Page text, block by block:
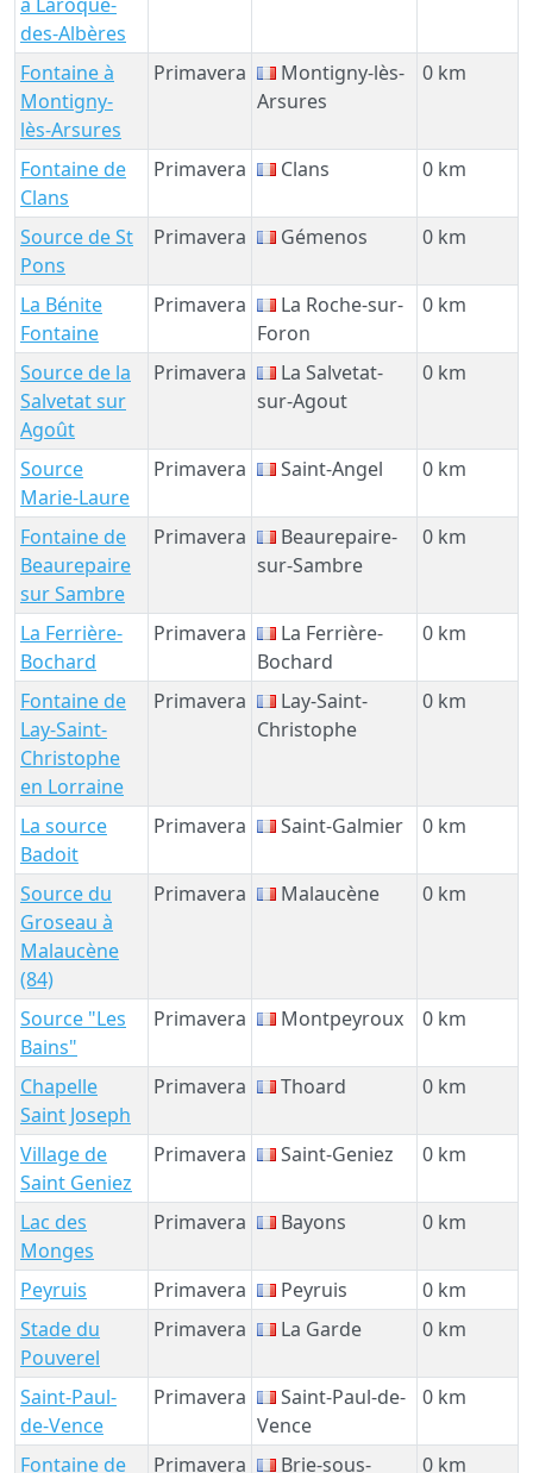
des-Albères
Fontaine à
Montigny-
lès-Arsures
Primavera
Montigny-lès-
Arsures
0 km
Fontaine de
Clans
Primavera Clans 0 km
Source de St
Pons
Primavera Gémenos 0 km
La Bénite
Fontaine
Primavera
La Roche-sur-
Foron
0 km
Source de la
Salvetat sur
Agoût
Primavera
La Salvetat-
sur-Agout
0 km
Source
Marie-Laure
Primavera Saint-Angel 0 km
Fontaine de
Beaurepaire
sur Sambre
Primavera
Beaurepaire-
sur-Sambre
0 km
La Ferrière-
Bochard
Primavera
La Ferrière-
Bochard
0 km
Fontaine de
Lay-Saint-
Christophe
en Lorraine
Primavera
Lay-Saint-
Christophe
0 km
La source
Badoit
Primavera Saint-Galmier 0 km
Source du
Groseau à
Malaucène
(84)
Primavera Malaucène 0 km
Source "Les
Bains"
Primavera Montpeyroux 0 km
Chapelle
Saint Joseph
Primavera Thoard 0 km
Village de
Saint Geniez
Primavera Saint-Geniez 0 km
Lac des
Monges
Primavera Bayons 0 km
Peyruis Primavera Peyruis
0 km
Stade du
Pouverel
Primavera La Garde 0 km
Saint-Paul-
de-Vence
Primavera
Saint-Paul-de-
Vence
0 km
Fontaine de Primavera Brie-sous- 0 km